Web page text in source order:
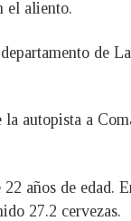
el aliento.
de
autopista a
años de edad.
27.2 cervezas.